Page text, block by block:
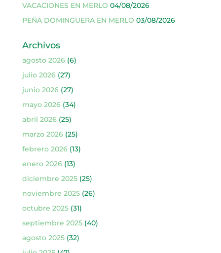
VACACIONES EN MERLO 04/08/2026
PEÑA DOMINGUERA EN MERLO 03/08/2026
Archivos
agosto 2026(6)
julio 2026(27)
junio 2026(27)
mayo 2026(34)
abril 2026(25)
marzo 2026(25)
febrero 2026(13)
enero 2026(13)
diciembre 2025(25)
noviembre 2025(26)
octubre 2025(31)
septiembre 2025(40)
agosto 2025(32)